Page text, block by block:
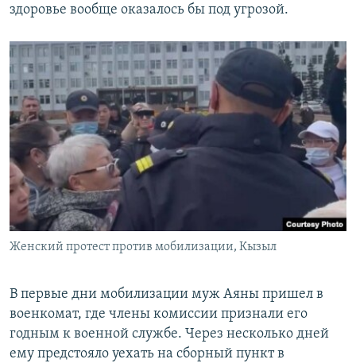
здоровье вообще оказалось бы под угрозой.
Женский протест против мобилизации, Кызыл
В первые дни мобилизации муж Аяны пришел в
военкомат, где члены комиссии признали его
годным к военной службе. Через несколько дней
ему предстояло уехать на сборный пункт в